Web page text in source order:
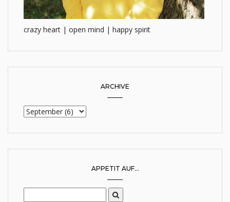
crazy heart | open mind | happy spirit
ARCHIVE
APPETIT AUF...